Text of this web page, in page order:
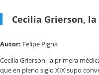
Cecilia Grierson,
Autor: Felipe Pigna
Cecilia Grierson, la primera
que en pleno siglo XIX supo